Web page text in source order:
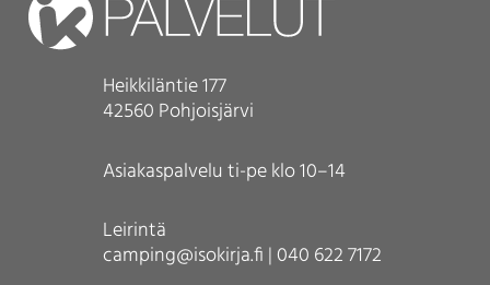
Heikkiläntie 177
42560 Pohjoisjärvi
Asiakaspalvelu ti-pe klo 10–14
Leirintä
camping@isokirja.fi | 040 622 7172